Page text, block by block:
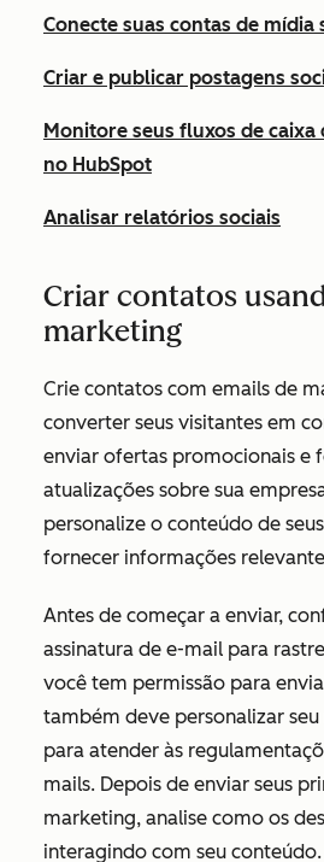
Conecte suas contas de mídia
Criar e publicar postagens
Monitore seus fluxos de caixa
no HubSpot
Analisar relatórios sociais
Criar contatos
marketing
Crie contatos com emails de
converter seus visitantes em
enviar ofertas promocionais e
atualizações sobre sua
personalize o conteúdo de
fornecer informações
Antes de começar a enviar,
assinatura de e-mail para
você tem permissão para
também deve personalizar
para atender às
mails. Depois de enviar seus
marketing, analise como os
interagindo com seu